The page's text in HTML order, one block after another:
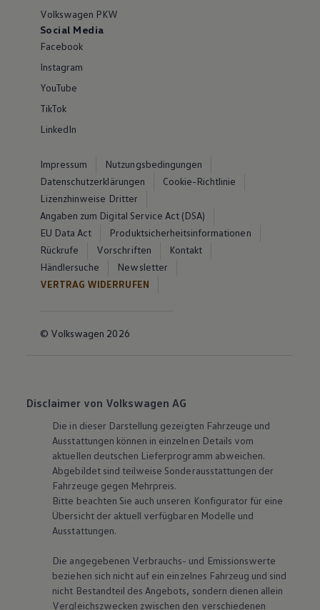
Volkswagen PKW
Social Media
Facebook
Instagram
YouTube
TikTok
LinkedIn
Impressum
Nutzungsbedingungen
Datenschutzerklärungen
Cookie-Richtlinie
Lizenzhinweise Dritter
Angaben zum Digital Service Act (DSA)
EU Data Act
Produktsicherheitsinformationen
Rückrufe
Vorschriften
Kontakt
Händlersuche
Newsletter
VERTRAG WIDERRUFEN
© Volkswagen 2026
Disclaimer von Volkswagen AG
Die in dieser Darstellung gezeigten Fahrzeuge und
Ausstattungen können in einzelnen Details vom
aktuellen deutschen Lieferprogramm abweichen.
Abgebildet sind teilweise Sonderausstattungen der
Fahrzeuge gegen Mehrpreis.
Bitte beachten Sie auch unseren Konfigurator für eine
Übersicht der aktuell verfügbaren Modelle und
Ausstattungen.
Die angegebenen Verbrauchs- und Emissionswerte
beziehen sich nicht auf ein einzelnes Fahrzeug und sind
nicht Bestandteil des Angebots, sondern dienen allein
Vergleichszwecken zwischen den verschiedenen